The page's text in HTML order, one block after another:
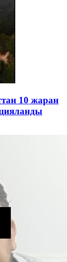
10 жаран